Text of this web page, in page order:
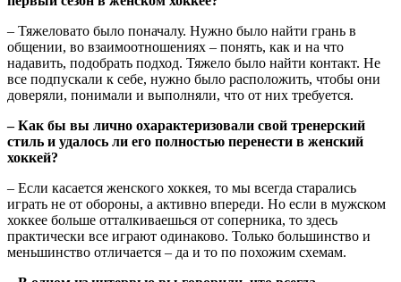
– Тяжеловато было поначалу. Нужно было найти грань в
общении, во взаимоотношениях – понять, как и на что
надавить, подобрать подход. Тяжело было найти контакт. Не
все подпускали к себе, нужно было расположить, чтобы они
доверяли, понимали и выполняли, что от них требуется.
– Как бы вы лично охарактеризовали свой тренерский
стиль и удалось ли его полностью перенести в женский
хоккей?
– Если касается женского хоккея, то мы всегда старались
играть не от обороны, а активно впереди. Но если в мужском
хоккее больше отталкиваешься от соперника, то здесь
практически все играют одинаково. Только большинство и
меньшинство отличается – да и то по похожим схемам.